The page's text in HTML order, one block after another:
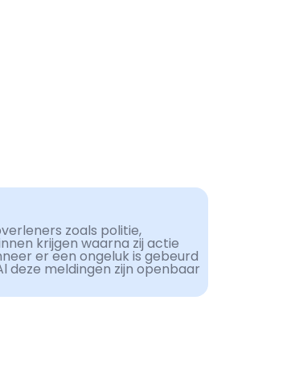
zoals politie,
krijgen waarna zij actie
er een ongeluk is gebeurd
deze meldingen zijn openbaar